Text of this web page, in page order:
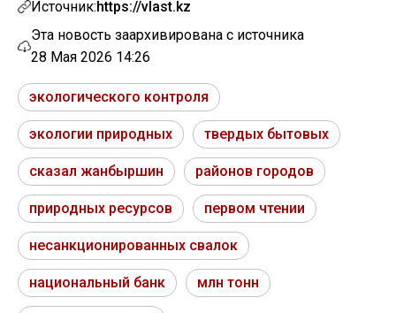
Источник:https://vlast.kz
Эта новость заархивирована с источника
28 Мая 2026 14:26
экологического контроля
экологии природных твердых бытовых
сказал жанбыршин районов городов
природных ресурсов первом чтении
несанкционированных свалок
национальный банк млн тонн